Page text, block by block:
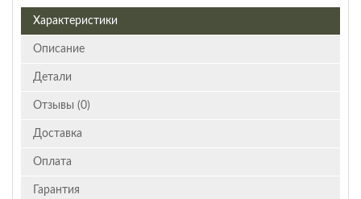
Характеристики
Описание
Детали
Отзывы (0)
Доставка
Оплата
Гарантия